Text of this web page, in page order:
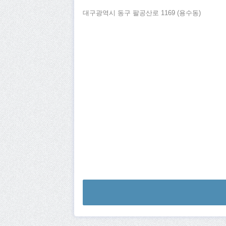
대구광역시 동구 팔공산로 1169 (용수동)